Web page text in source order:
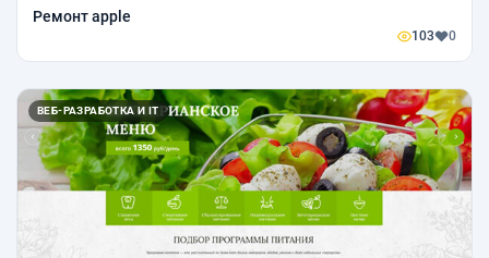
Ремонт apple
103 0
ВЕБ-РАЗРАБОТКА И IT